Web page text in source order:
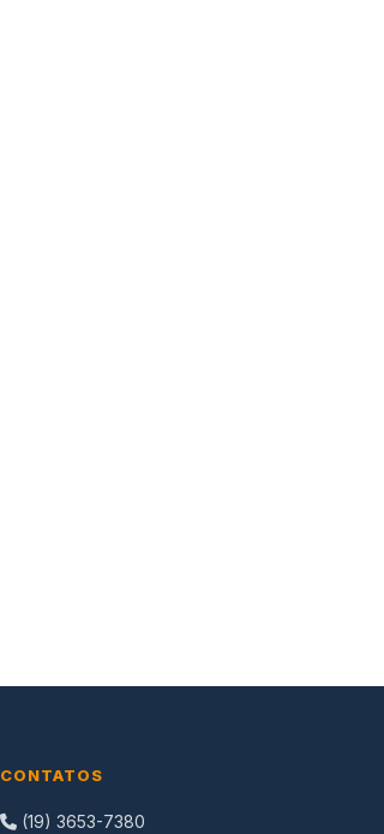
CONTATOS
(19) 3653-7380